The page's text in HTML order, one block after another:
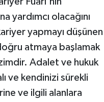
yardımcı olacağını
yapmayı düşünen
atmaya başlamak
Adalet ve hukuk
ve kendinizi sürekli
ve ilgili alanlara